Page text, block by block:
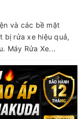
và các bề mặt
bị rửa xe hiệu quả,
Máy Rửa Xe...